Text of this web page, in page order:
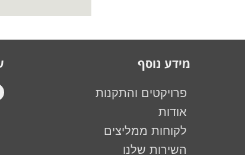
מידע נוסף
פרויקטים והתקנות
אודות
לקוחות ממליצים
השירות שלנו